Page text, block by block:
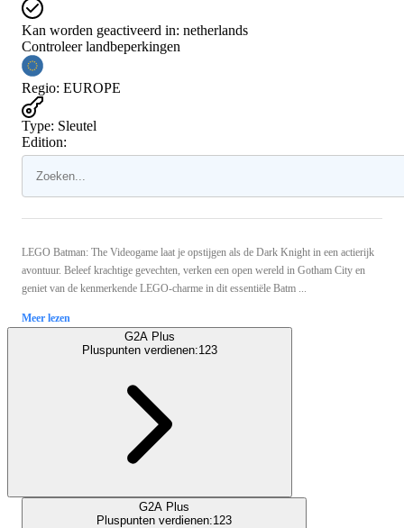
Kan worden geactiveerd in: netherlands
Controleer landbeperkingen
Regio: EUROPE
Type: Sleutel
Edition:
LEGO Batman: The Videogame laat je opstijgen als de Dark Knight in een actierijk
avontuur. Beleef krachtige gevechten, verken een open wereld in Gotham City en
geniet van de kenmerkende LEGO-charme in dit essentiële Batm ...
Meer lezen
G2A Plus
Pluspunten verdienen:123
G2A Plus
Pluspunten verdienen:123